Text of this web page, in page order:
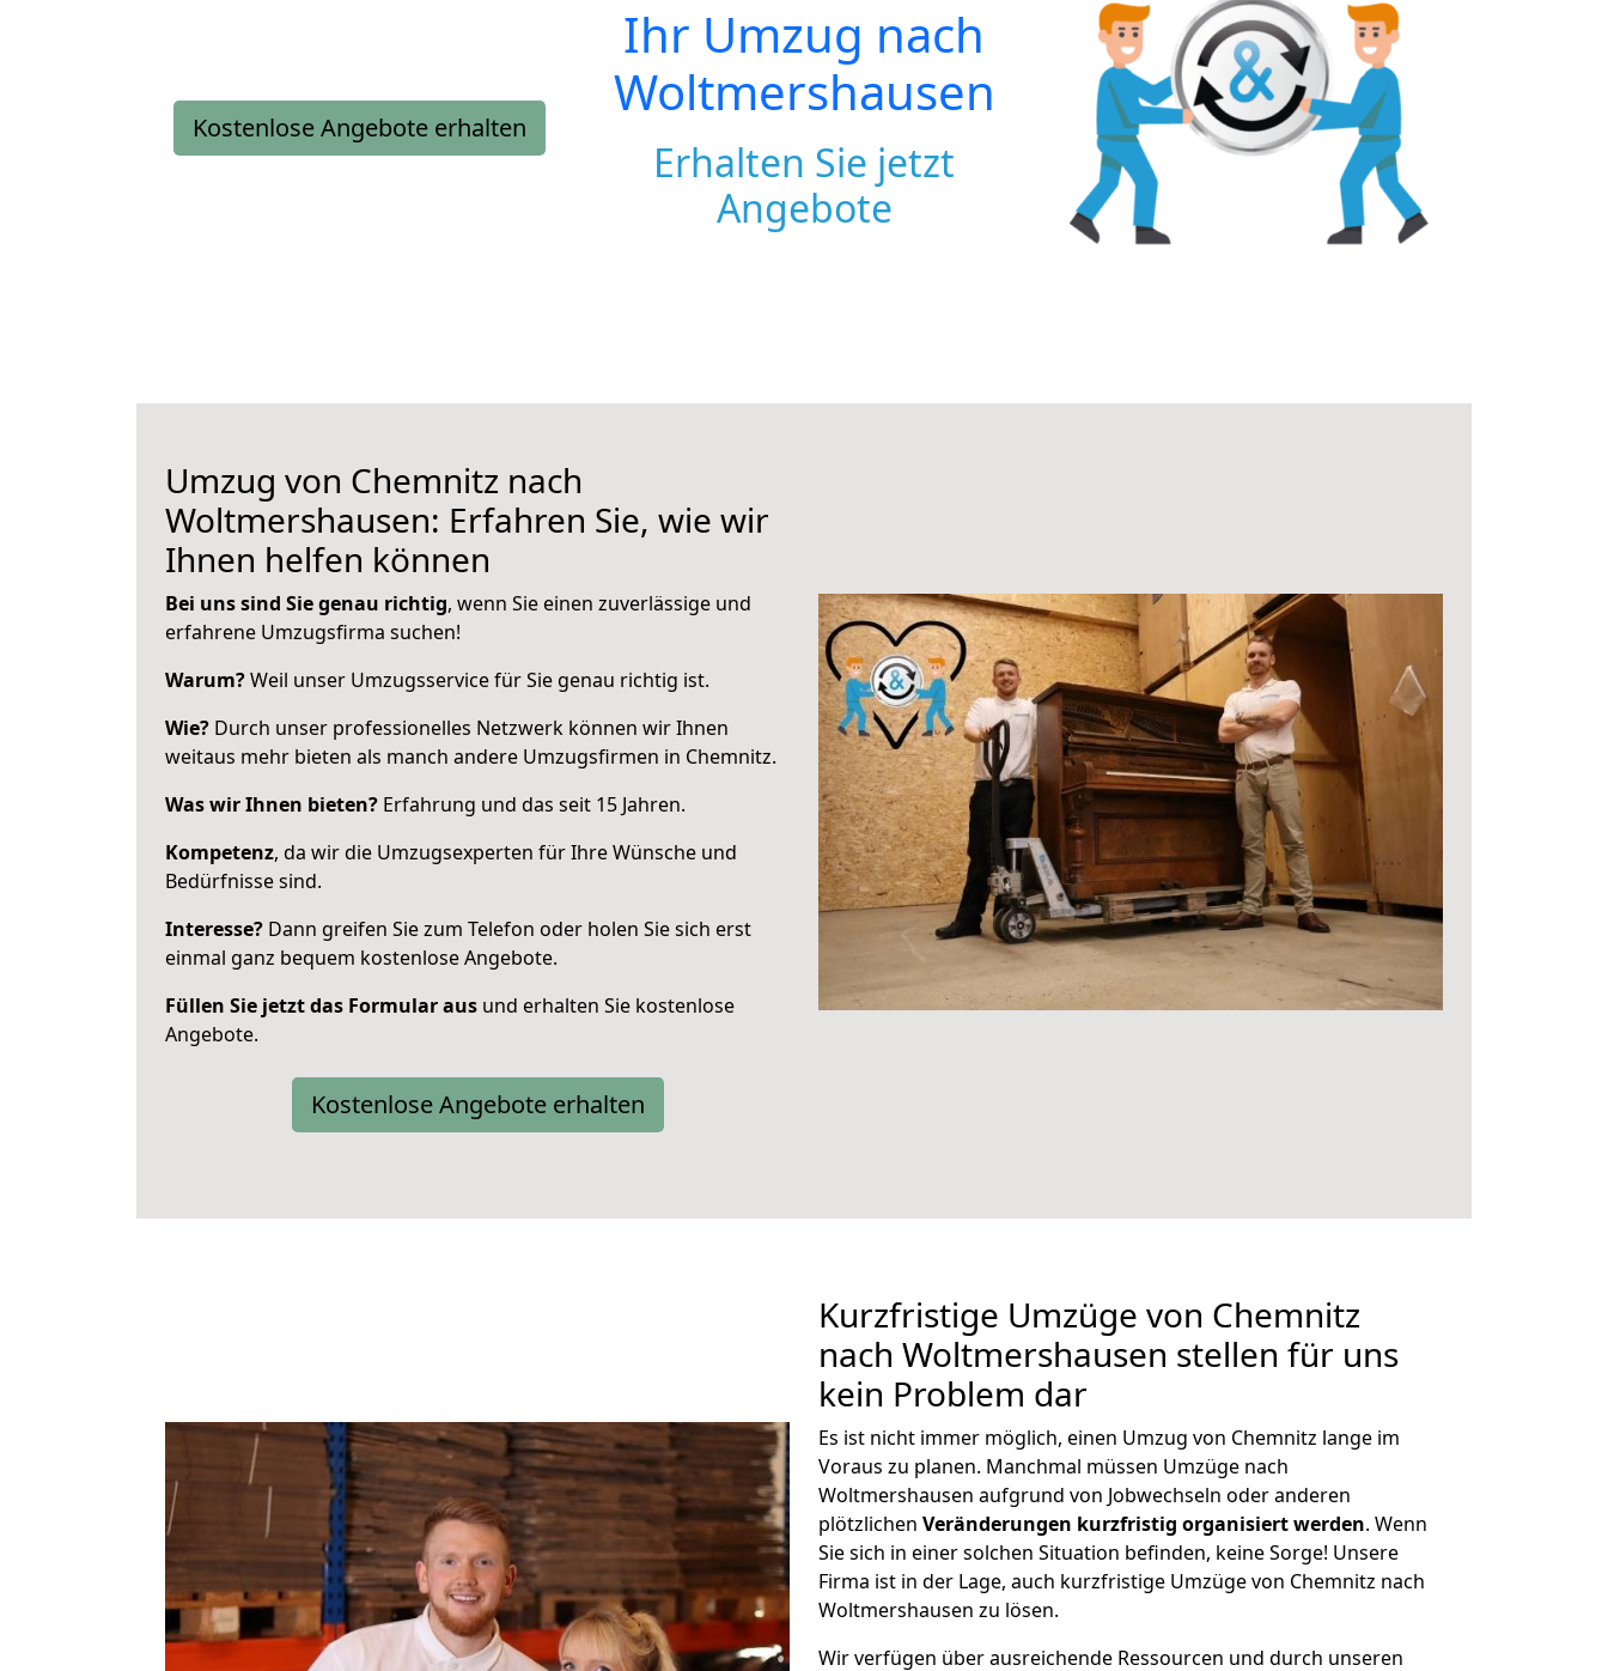
Kostenlose Angebote erhalten
Ihr Umzug nach
Woltmershausen
Erhalten Sie jetzt
Angebote
Umzug von Chemnitz nach
Woltmershausen: Erfahren Sie, wie wir
Ihnen helfen können
Bei uns sind Sie genau richtig, wenn Sie einen zuverlässige und
erfahrene Umzugsfirma suchen!
Warum?Weil unser Umzugsservice für Sie genau richtig ist.
Wie? Durch unser professionelles Netzwerk können wir Ihnen
weitaus mehr bieten als manch andere Umzugsfirmen in Chemnitz.
Was wir Ihnen bieten? Erfahrung und das seit 15 Jahren.
Kompetenz, da wir die Umzugsexperten für Ihre Wünsche und
Bedürfnisse sind.
Interesse? Dann greifen Sie zum Telefon oder holen Sie sich erst
einmal ganz bequem kostenlose Angebote.
Füllen Sie jetzt das Formular aus und erhalten Sie kostenlose
Angebote.
Kostenlose Angebote erhalten
Kurzfristige Umzüge von Chemnitz
nach Woltmershausen stellen für uns
kein Problem dar
Es ist nicht immer möglich, einen Umzug von Chemnitz lange im
Voraus zu planen. Manchmal müssen Umzüge nach
Woltmershausen aufgrund von Jobwechseln oder anderen
plötzlichen Veränderungen kurzfristig organisiert werden. Wenn
Sie sich in einer solchen Situation befinden, keine Sorge! Unsere
Firma ist in der Lage, auch kurzfristige Umzüge von Chemnitz nach
Woltmershausen zu lösen.
Wir verfügen über ausreichende Ressourcen und durch unseren